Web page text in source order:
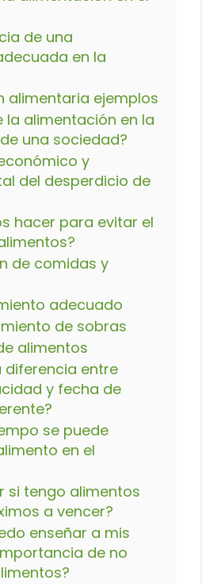
de una
en la
alimentaria ejemplos
la alimentación en la
una sociedad?
y
del desperdicio de
hacer para evitar el
de comidas y
adecuado
de sobras
alimentos
diferencia entre
y fecha de
se puede
en el
si tengo alimentos
a vencer?
enseñar a mis
de no